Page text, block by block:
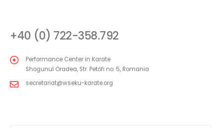
+40 (0) 722-358.792
Performance Center in Karate
Shogunul Oradea, Str. Petőfi no. 5, Romania
secretariat@wseku-karate.org